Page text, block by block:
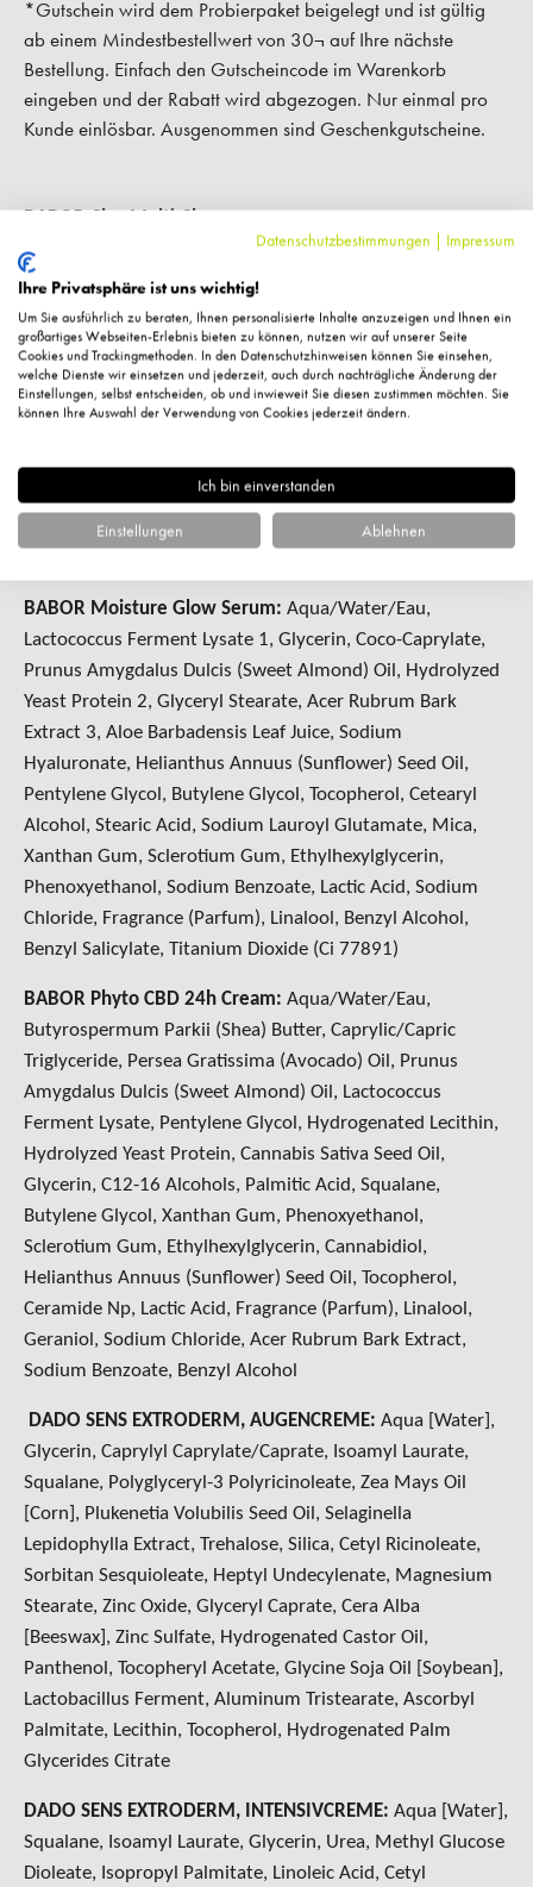
*Gutschein wird dem Probierpaket beigelegt und ist gültig
ab einem Mindestbestellwert von 30¬ auf Ihre nächste
Bestellung. Einfach den Gutscheincode im Warenkorb
eingeben und der Rabatt wird abgezogen. Nur einmal pro
Kunde einlösbar. Ausgenommen sind Geschenkgutscheine.
Cetearyl Alcohol, Helianthus Annuus Seed Oil, Glycerin,
C12-15 Alkyl Benzoate, Lactococcus Ferment Lysate, Decyl
Glucoside, Coco-Glucoside, Hydrolyzed Yeast Protein, Vitis
Vinifera Seed Oil, Cetearyl Glucoside, Xanthan Gum, Cera
Carnauba/Copernicia Cerifera (Carnauba) Wax/Cire De
Carnauba, Acer Rubrum Bark Extract, Butylene Glycol,
Glycol, Ethylhexylglycerin, Citric Acid, Tocopherol,Lactic
Acid, Sodium Chloride, Sodium Benzoate, Fragrance
(Parfum), Limonene, Chromium Oxide Greens (Ci
BABOR Moisture Glow Serum: Aqua/Water/Eau,
Lactococcus Ferment Lysate 1, Glycerin, Coco-Caprylate,
Prunus Amygdalus Dulcis (Sweet Almond) Oil, Hydrolyzed
Yeast Protein 2, Glyceryl Stearate, Acer Rubrum Bark
Extract 3, Aloe Barbadensis Leaf Juice, Sodium
Hyaluronate, Helianthus Annuus (Sunflower) Seed Oil,
Pentylene Glycol, Butylene Glycol, Tocopherol, Cetearyl
Alcohol, Stearic Acid, Sodium Lauroyl Glutamate, Mica,
Xanthan Gum, Sclerotium Gum, Ethylhexylglycerin,
Phenoxyethanol, Sodium Benzoate, Lactic Acid, Sodium
Chloride, Fragrance (Parfum), Linalool, Benzyl Alcohol,
Benzyl Salicylate, Titanium Dioxide (Ci 77891)
BABOR Phyto CBD 24h Cream: Aqua/Water/Eau,
Butyrospermum Parkii (Shea) Butter, Caprylic/Capric
Triglyceride, Persea Gratissima (Avocado) Oil, Prunus
Amygdalus Dulcis (Sweet Almond) Oil, Lactococcus
Ferment Lysate, Pentylene Glycol, Hydrogenated Lecithin,
Hydrolyzed Yeast Protein, Cannabis Sativa Seed Oil,
Glycerin, C12-16 Alcohols, Palmitic Acid, Squalane,
Butylene Glycol, Xanthan Gum, Phenoxyethanol,
Sclerotium Gum, Ethylhexylglycerin, Cannabidiol,
Helianthus Annuus (Sunflower) Seed Oil, Tocopherol,
Ceramide Np, Lactic Acid, Fragrance (Parfum), Linalool,
Geraniol, Sodium Chloride, Acer Rubrum Bark Extract,
Sodium Benzoate, Benzyl Alcohol
DADO SENS EXTRODERM, AUGENCREME: Aqua [Water],
Glycerin, Caprylyl Caprylate/Caprate, Isoamyl Laurate,
Squalane, Polyglyceryl-3 Polyricinoleate, Zea Mays Oil
[Corn], Plukenetia Volubilis Seed Oil, Selaginella
Lepidophylla Extract, Trehalose, Silica, Cetyl Ricinoleate,
Sorbitan Sesquioleate, Heptyl Undecylenate, Magnesium
Stearate, Zinc Oxide, Glyceryl Caprate, Cera Alba
[Beeswax], Zinc Sulfate, Hydrogenated Castor Oil,
Panthenol, Tocopheryl Acetate, Glycine Soja Oil [Soybean],
Lactobacillus Ferment, Aluminum Tristearate, Ascorbyl
Palmitate, Lecithin, Tocopherol, Hydrogenated Palm
Glycerides Citrate
DADO SENS EXTRODERM, INTENSIVCREME: Aqua [Water],
Squalane, Isoamyl Laurate, Glycerin, Urea, Methyl Glucose
Dioleate, Isopropyl Palmitate, Linoleic Acid, Cetyl
Datenschutzbestimmungen | Impressum
Ihre Privatsphäre ist uns wichtig!
Um Sie ausführlich zu beraten, Ihnen personalisierte Inhalte anzuzeigen und Ihnen ein
großartiges Webseiten-Erlebnis bieten zu können, nutzen wir auf unserer Seite
Cookies und Trackingmethoden. In den Datenschutzhinweisen können Sie einsehen,
welche Dienste wir einsetzen und jederzeit, auch durch nachträgliche Änderung der
Einstellungen, selbst entscheiden, ob und inwieweit Sie diesen zustimmen möchten. Sie
können Ihre Auswahl der Verwendung von Cookies jederzeit ändern.
Ich bin einverstanden
Einstellungen Ablehnen